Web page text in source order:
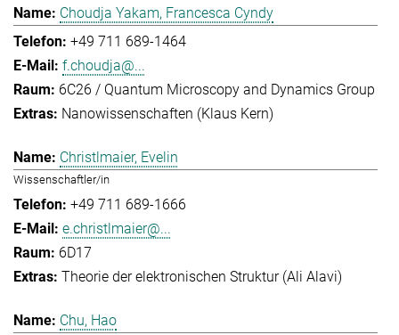
Choudja Yakam, Francesca Cyndy
+49 711 689-1464
f.choudja@...
6C26 / Quantum Microscopy and Dynamics Group
Nanowissenschaften (Klaus Kern)
Christlmaier, Evelin
Wissenschaftler/in
+49 711 689-1666
e.christlmaier@...
6D17
Theorie der elektronischen Struktur (Ali Alavi)
Chu, Hao